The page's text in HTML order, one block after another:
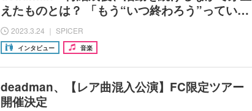
えたものとは？ 「もう“いつ終わろう”ってい…
2023.3.24 ｜ SPICER
インタビュー 音楽
deadman、【レア曲混入公演】FC限定ツアー
開催決定